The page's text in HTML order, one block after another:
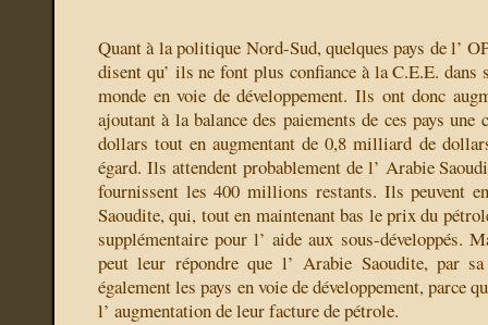
Quant à la politique Nord-Sud, quelques pays de l’
disent qu’ ils ne font plus confiance à la C.E.E. dans
monde en voie de développement. Ils ont donc
ajoutant à la balance des paiements de ces pays
dollars tout en augmentant de 0,8 milliard de
égard. Ils attendent probablement de l’ Arabie
fournissent les 400 millions restants. Ils peuvent
Saoudite, qui, tout en maintenant bas le prix du
supplémentaire pour l’ aide aux sous-développés.
peut leur répondre que l’ Arabie Saoudite, par
également les pays en voie de développement, parce
l’ augmentation de leur facture de pétrole.